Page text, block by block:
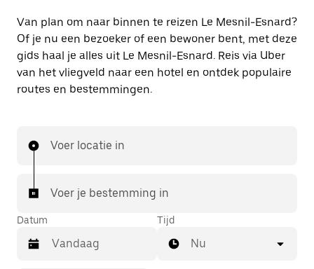
Van plan om naar binnen te reizen Le Mesnil-Esnard?
Of je nu een bezoeker of een bewoner bent, met deze
gids haal je alles uit Le Mesnil-Esnard. Reis via Uber
van het vliegveld naar een hotel en ontdek populaire
routes en bestemmingen.
Voer locatie in
Voer je bestemming in
Datum Tijd
Nu